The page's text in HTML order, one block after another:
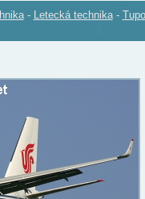
- Letecká technika -